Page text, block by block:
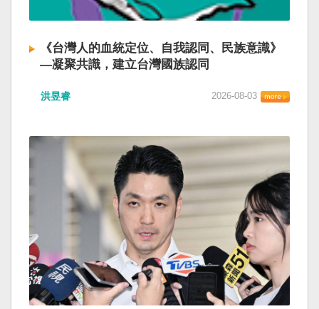
《台灣人的血統定位、自我認同、民族意識》
—凝聚共識，建立台灣國族認同
洪昱睿 2026-08-03